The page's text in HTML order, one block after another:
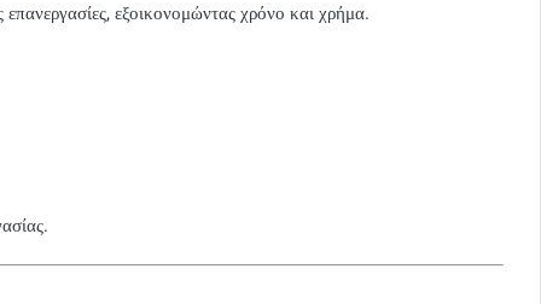
εξοικονομώντας χρόνο και χρήμα.